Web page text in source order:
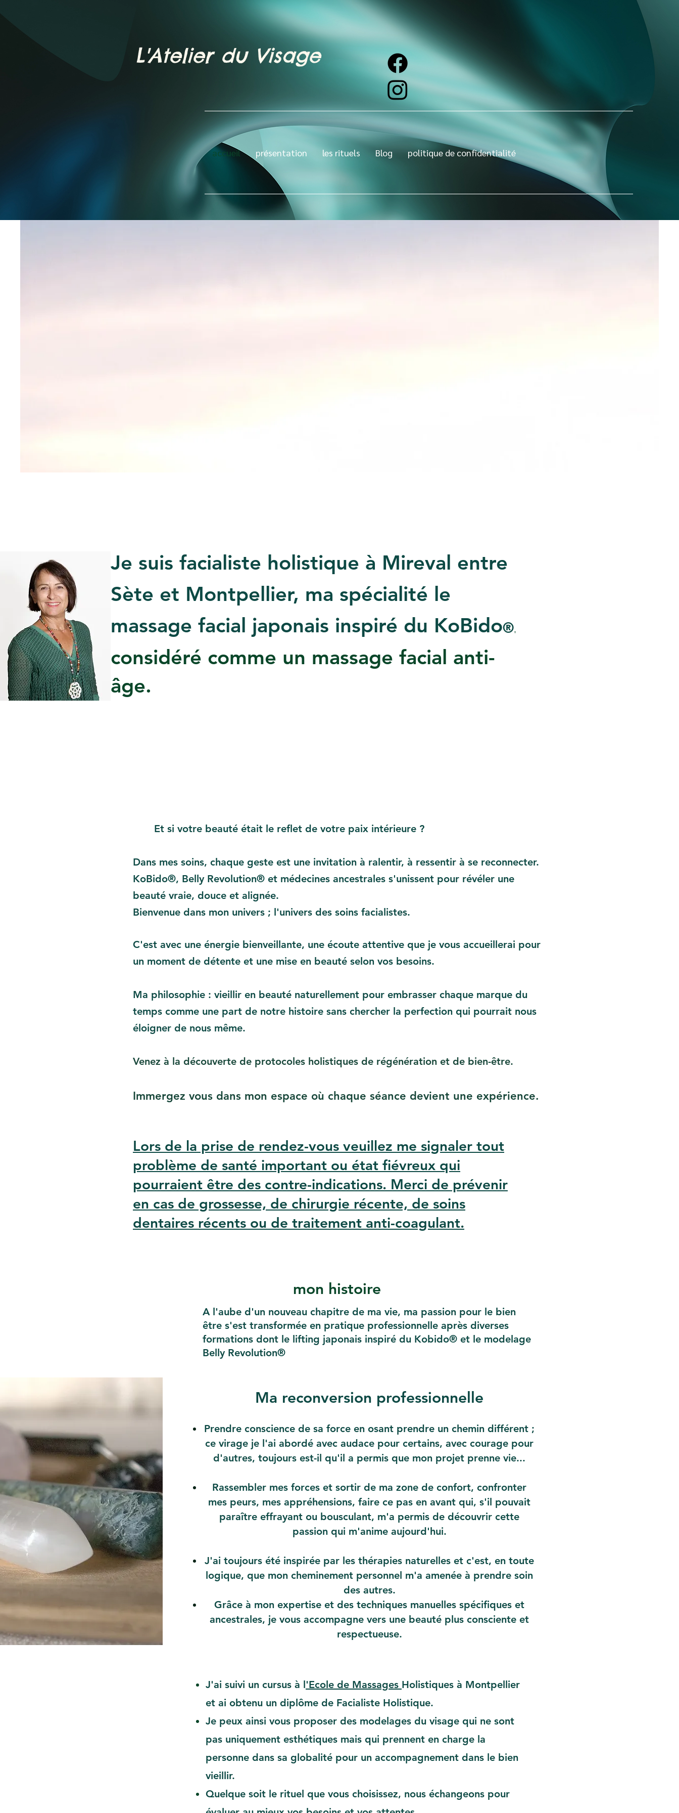
L'Atelier du Visage
accueil présentation les rituels Blog politique de confidentialité
Je suis facialiste holistique à Mireval entre
Sète et Montpellier, ma spécialité le
massage facial japonais inspiré du KoBido®,
considéré comme un massage facial anti-
âge.
Et si votre beauté était le reflet de votre paix intérieure ?
Dans mes soins, chaque geste est une invitation à ralentir, à ressentir à se reconnecter.
KoBido®, Belly Revolution® et médecines ancestrales s'unissent pour révéler une
beauté vraie, douce et alignée.
Bienvenue dans mon univers ; l'univers des soins facialistes.
C'est avec une énergie bienveillante, une écoute attentive que je vous accueillerai pour
un moment de détente et une mise en beauté selon vos besoins.
Ma philosophie : vieillir en beauté naturellement pour embrasser chaque marque du
temps comme une part de notre histoire sans chercher la perfection qui pourrait nous
éloigner de nous même.
Venez à la découverte de protocoles holistiques de régénération et de bien-être.
Immergez vous dans mon espace où chaque séance devient une expérience.
Lors de la prise de rendez-vous veuillez me signaler tout
problème de santé important ou état fiévreux qui
pourraient être des contre-indications. Merci de prévenir
en cas de grossesse, de chirurgie récente, de soins
dentaires récents ou de traitement anti-coagulant.
mon histoire
A l'aube d'un nouveau chapitre de ma vie, ma passion pour le bien
être s'est transformée en pratique professionnelle après diverses
formations dont le lifting japonais inspiré du Kobido® et le modelage
Belly Revolution®
Ma reconversion professionnelle
Prendre conscience de sa force en osant prendre un chemin différent ;
ce virage je l'ai abordé avec audace pour certains, avec courage pour
d'autres, toujours est-il qu'il a permis que mon projet prenne vie...
Rassembler mes forces et sortir de ma zone de confort, confronter
mes peurs, mes appréhensions, faire ce pas en avant qui, s'il pouvait
paraître effrayant ou bousculant, m'a permis de découvrir cette
passion qui m'anime aujourd'hui.
J'ai toujours été inspirée par les thérapies naturelles et c'est, en toute
logique, que mon cheminement personnel m'a amenée à prendre soin
des autres.
Grâce à mon expertise et des techniques manuelles spécifiques et
ancestrales, je vous accompagne vers une beauté plus consciente et
respectueuse.
J'ai suivi un cursus à l'Ecole de Massages Holistiques à Montpellier
et ai obtenu un diplôme de Facialiste Holistique.
Je peux ainsi vous proposer des modelages du visage qui ne sont
pas uniquement esthétiques mais qui prennent en charge la
personne dans sa globalité pour un accompagnement dans le bien
vieillir.
Quelque soit le rituel que vous choisissez, nous échangeons pour